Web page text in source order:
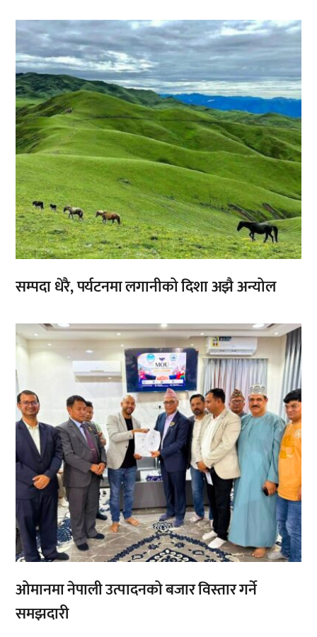
,
सम्पदा धेरै, पर्यटनमा लगानीको दिशा अझै अन्योल
,,
ओमानमा नेपाली उत्पादनको बजार विस्तार गर्ने
समझदारी